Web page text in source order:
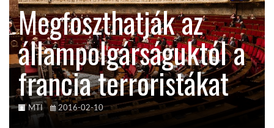
GLOBOTV
AFRIKA TUDÁSTÁR
A NAP SZÉPE
Megfoszthatják az
állampolgárságuktól a
francia terroristákat
MTI 2016-02-10